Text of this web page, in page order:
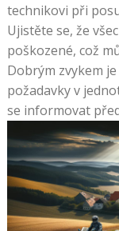
technikovi při
Ujistěte se, že
poškozené, což
Dobrým zvykem
požadavky v
se informovat